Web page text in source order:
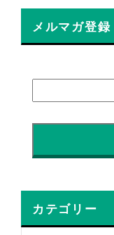
メルマガ登録
カテゴリー